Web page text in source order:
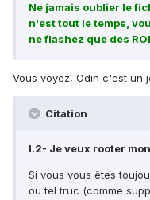
Ne jamais oublier le
n'est tout le temps,
ne flashez que des
Vous voyez, Odin c'est un
Citation
I.2- Je veux rooter
Si vous vous êtes
ou tel truc (comme